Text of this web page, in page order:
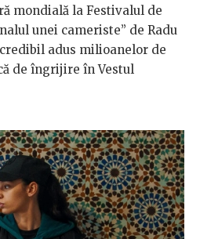
mondială la Festivalul de
unei cameriste” de Radu
adus milioanelor de
de îngrijire în Vestul